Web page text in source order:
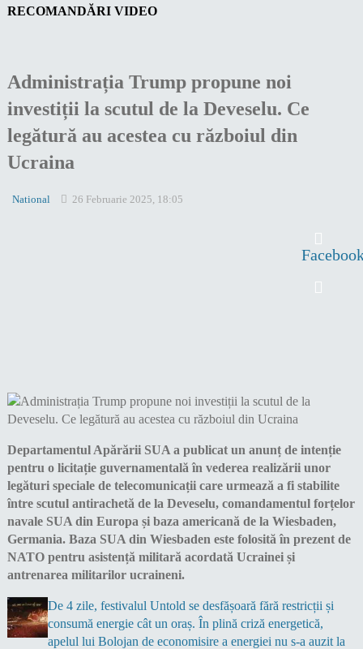
RECOMANDĂRI VIDEO
Administrația Trump propune noi
investiții la scutul de la Deveselu. Ce
legătură au acestea cu războiul din
Ucraina
National 26 Februarie 2025, 18:05
Departamentul Apărării SUA a publicat un anunț de intenție
pentru o licitație guvernamentală în vederea realizării unor
legături speciale de telecomunicații care urmează a fi stabilite
între scutul antirachetă de la Deveselu, comandamentul forțelor
navale SUA din Europa și baza americană de la Wiesbaden,
Germania. Baza SUA din Wiesbaden este folosită în prezent de
NATO pentru asistență militară acordată Ucrainei și
antrenarea militarilor ucraineni.
De 4 zile, festivalul Untold se desfășoară fără restricții și
consumă energie cât un oraș. În plină criză energetică,
apelul lui Bolojan de economisire a energiei nu s-a auzit la